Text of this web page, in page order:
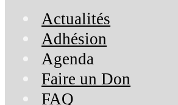
Actualités
Adhésion
Agenda
Faire un Don
FAQ